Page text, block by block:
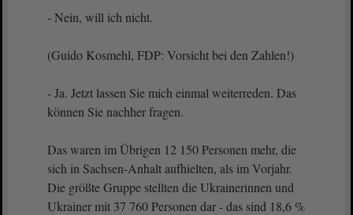
- Nein, will ich nicht.
(Guido Kosmehl, FDP: Vorsicht bei den Zahlen!)
- Ja. Jetzt lassen Sie mich einmal weiterreden. Das
können Sie nachher fragen.
Das waren im Übrigen 12 150 Personen mehr, die
sich in Sachsen-Anhalt aufhielten, als im Vorjahr.
Die größte Gruppe stellten die Ukrainerinnen und
Ukrainer mit 37 760 Personen dar - das sind 18,6 %